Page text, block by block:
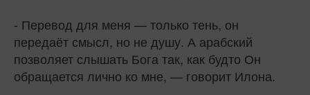
- Перевод для меня — только тень, он
передаёт смысл, но не душу. А арабский
позволяет слышать Бога так, как будто Он
обращается лично ко мне, — говорит Илона.